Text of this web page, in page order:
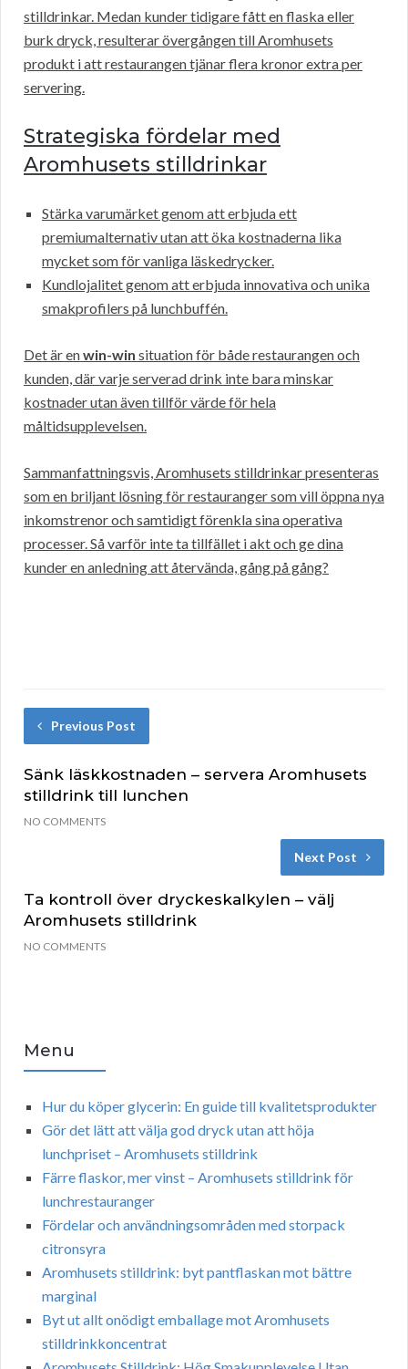
stilldrinkar. Medan kunder tidigare fått en flaska eller
burk dryck, resulterar övergången till Aromhusets
produkt i att restaurangen tjänar flera kronor extra per
servering.
Strategiska fördelar med
Aromhusets stilldrinkar
Stärka varumärket genom att erbjuda ett
premiumalternativ utan att öka kostnaderna lika
mycket som för vanliga läskedrycker.
Kundlojalitet genom att erbjuda innovativa och unika
smakprofilers på lunchbuffén.
Det är enwin-win situation för både restaurangen och
kunden, där varje serverad drink inte bara minskar
kostnader utan även tillför värde för hela
måltidsupplevelsen.
Sammanfattningsvis, Aromhusets stilldrinkar presenteras
som en briljant lösning för restauranger som vill öppna nya
inkomstrenor och samtidigt förenkla sina operativa
processer. Så varför inte ta tillfället i akt och ge dina
kunder en anledning att återvända, gång på gång?
Previous Post
Sänk läskkostnaden – servera Aromhusets
stilldrink till lunchen
NO COMMENTS
Next Post
Ta kontroll över dryckeskalkylen – välj
Aromhusets stilldrink
NO COMMENTS
Menu
Hur du köper glycerin: En guide till kvalitetsprodukter
Gör det lätt att välja god dryck utan att höja
lunchpriset – Aromhusets stilldrink
Färre flaskor, mer vinst – Aromhusets stilldrink för
lunchrestauranger
Fördelar och användningsområden med storpack
citronsyra
Aromhusets stilldrink: byt pantflaskan mot bättre
marginal
Byt ut allt onödigt emballage mot Aromhusets
stilldrinkkoncentrat